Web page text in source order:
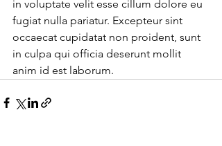
in voluptate velit esse cillum dolore eu
fugiat nulla pariatur. Excepteur sint
occaecat cupidatat non proident, sunt
in culpa qui officia deserunt mollit
anim id est laborum.